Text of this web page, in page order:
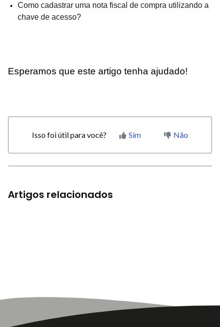
Como cadastrar uma nota fiscal de compra utilizando a
chave de acesso?
Esperamos que este artigo tenha ajudado!
Isso foi útil para você? Sim Não
Artigos relacionados